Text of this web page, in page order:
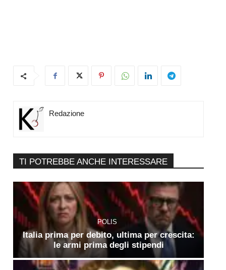
Redazione
TI POTREBBE ANCHE INTERESSARE
POLIS
Italia prima per debito, ultima per crescita:
le armi prima degli stipendi